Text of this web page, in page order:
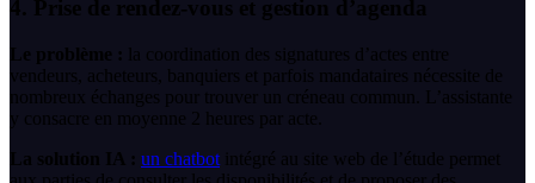
4. Prise de rendez-vous et gestion d’agenda
Le problème :
la coordination des signatures d’actes entre
vendeurs, acheteurs, banquiers et parfois mandataires nécessite de
nombreux échanges pour trouver un créneau commun. L’assistante
y consacre en moyenne 2 heures par acte.
La solution IA : un chatbot intégré au site web de l’étude permet